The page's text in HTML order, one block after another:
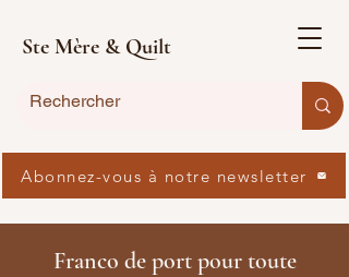
Ste Mère & Quilt
Franco de port pour toute
Abonnez-vous à notre newsletter